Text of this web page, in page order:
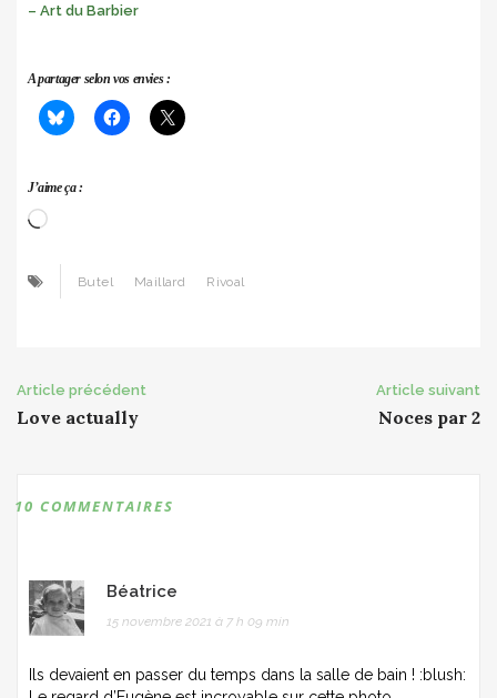
– Art du Barbier
A partager selon vos envies :
J’aime ça :
Chargement…
Butel Maillard Rivoal
Post
navigation
Article précédent
Love actually
Article suivant
Noces par 2
10 COMMENTAIRES
Béatrice
15 novembre 2021 à 7 h 09 min
Ils devaient en passer du temps dans la salle de bain ! :blush: